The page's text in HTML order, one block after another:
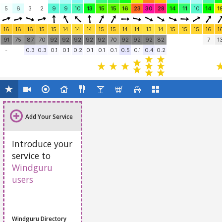
5
6 3 2 9 9 10 13 15 15 16 23 30 28 14 11 10 14
16 16 16 15 15 14 14 14 15 15 14 14 13 14 15 15 15 16
91
75 87 70 92 92 92 92 92 70 92 92 92 82 7
-
0.3 0.3 0.1 0.1 0.2 0.1 0.1 0.1 0.5 0.1 0.4 0.2
Add Your Service
Introduce your
service to
Windguru
users
Windguru Directory